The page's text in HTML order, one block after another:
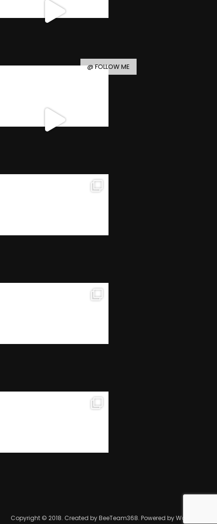
@ FOLLOW ME
Copyright © 2018. Created by BeeTeam368. Powered by WordPress